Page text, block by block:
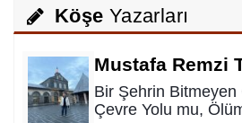
Köşe Yazarları
Tasavvuf mu ?
Mustafa Remzi
Bir Şehrin
Çevre Yolu mu,